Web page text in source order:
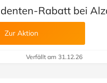
Rabatt bei
Zur Aktion
Verfällt am 31.12.26